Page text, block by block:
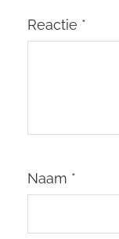
Reactie *
Naam *